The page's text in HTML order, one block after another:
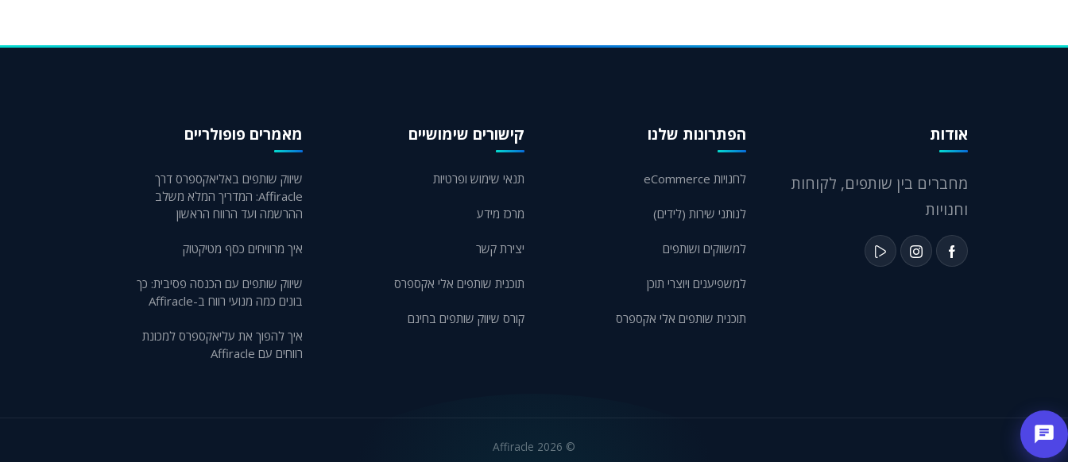
אודות
מחברים בין שותפים, לקוחות
וחנויות
הפתרונות שלנו
לחנויות eCommerce
לנותני שירות (לידים)
למשווקים ושותפים
למשפיענים ויוצרי תוכן
תוכנית שותפים אלי אקספרס
קישורים שימושיים
תנאי שימוש ופרטיות
מרכז מידע
יצירת קשר
תוכנית שותפים אלי אקספרס
קורס שיווק שותפים בחינם
מאמרים פופולריים
שיווק שותפים באליאקספרס דרך
Affiracle: המדריך המלא משלב
ההרשמה ועד הרווח הראשון
איך מרוויחים כסף מטיקטוק
שיווק שותפים עם הכנסה פסיבית: כך
בונים כמה מנועי רווח ב-Affiracle
איך להפוך את עליאקספרס למכונת
רווחים עם Affiracle
©
2026 Affiracle